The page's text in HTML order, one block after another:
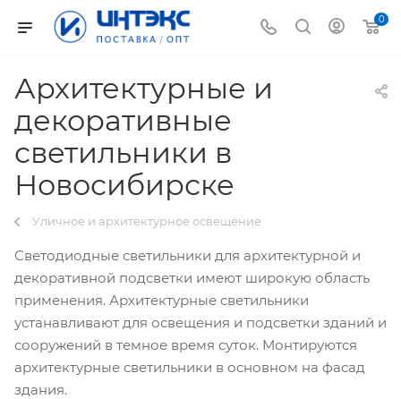
0
Архитектурные и
декоративные
светильники в
Новосибирске
Уличное и архитектурное освещение
Светодиодные светильники для архитектурной и
декоративной подсветки имеют широкую область
применения. Архитектурные светильники
устанавливают для освещения и подсветки зданий и
сооружений в темное время суток. Монтируются
архитектурные светильники в основном на фасад
здания.